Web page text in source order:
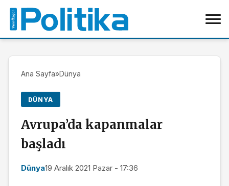
Ana Sayfa»Dünya
DÜNYA
Avrupa’da kapanmalar
başladı
Dünya19 Aralık 2021 Pazar - 17:36